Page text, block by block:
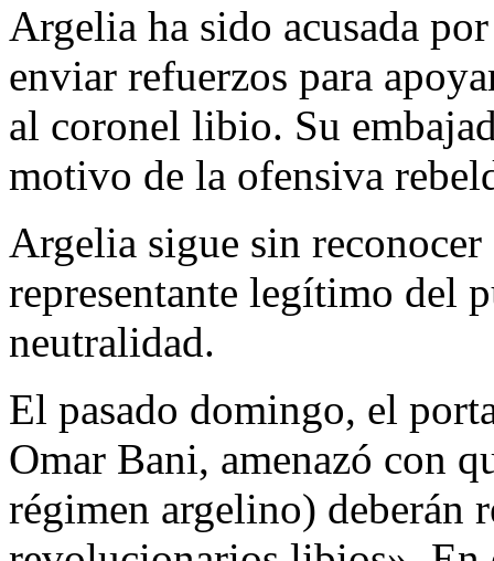
Argelia ha sido acusada
enviar refuerzos para
al coronel libio. Su
motivo de la ofensiva
Argelia sigue sin
representante legítimo del
neutralidad.
El pasado domingo, el
Omar Bani, amenazó con
régimen argelino) deberán